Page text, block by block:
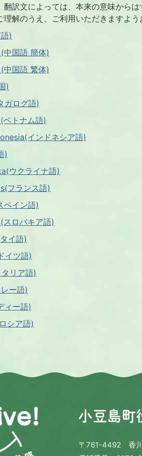
翻訳文によっては、本来の意味から
解のうえ、ご利用いただきますよう
)
中国語 簡体)
中国語 繁体)
)
ガログ語)
トナム語)
インドネシア語)
)
ウクライナ語)
フランス語)
ペイン語)
ロバキア語)
イ語)
イツ語)
リア語)
ー語)
ィー語)
シア語)
〒761-4492 香川